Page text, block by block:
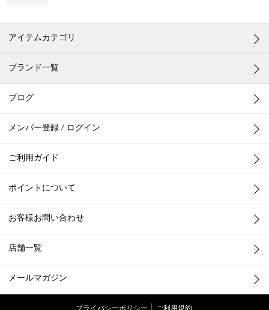
アイテムカテゴリ
ブランド一覧
ブログ
メンバー登録 / ログイン
ご利用ガイド
ポイントについて
お客様お問い合わせ
店舗一覧
メールマガジン